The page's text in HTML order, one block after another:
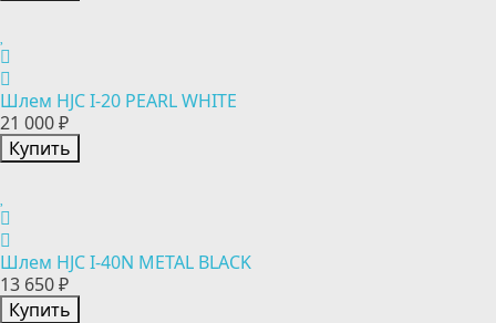
Шлем HJC I-20 PEARL WHITE
21 000 ₽
Купить
Шлем HJC I-40N METAL BLACK
13 650 ₽
Купить